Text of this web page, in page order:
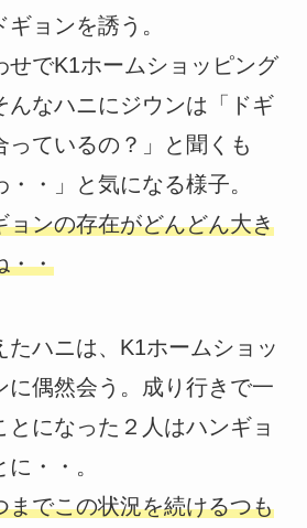
ョンを誘う。
せでK1ホームショッピング
んなハニにジウンは「ドギ
っているの？」と聞くも
・・」と気になる様子。
ョンの存在がどんどん大き
・・
たハニは、K1ホームショッ
に偶然会う。成り行きで一
とになった２人はハンギョ
・・。
までこの状況を続けるつも